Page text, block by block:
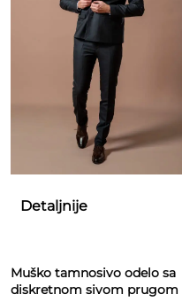
Detaljnije
Muško tamnosivo odelo sa
diskretnom sivom prugom